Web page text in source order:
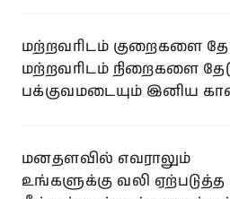
மற்றவரிடம் குறைகளை
மற்றவரிடம் நிறைகளை
பக்குவமடையும் இனிய
மனதளவில் எவராலும்
உங்களுக்கு வலி ஏற்படுத்த